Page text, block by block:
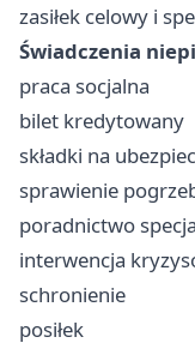
zasiłek celowy i
Świadczenia
praca socjalna
bilet kredytowany
składki na
sprawienie
poradnictwo
interwencja
schronienie
posiłek